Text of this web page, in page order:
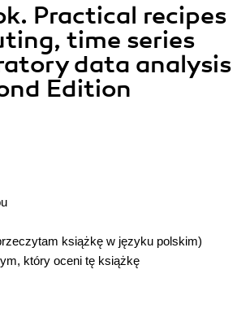
Practical recipes
time series
data analysis
Edition
książkę w języku polskim)
który oceni tę książkę